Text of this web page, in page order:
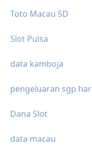
Toto Macau 5D
Slot Pulsa
data kamboja
pengeluaran sgp
Dana Slot
data macau